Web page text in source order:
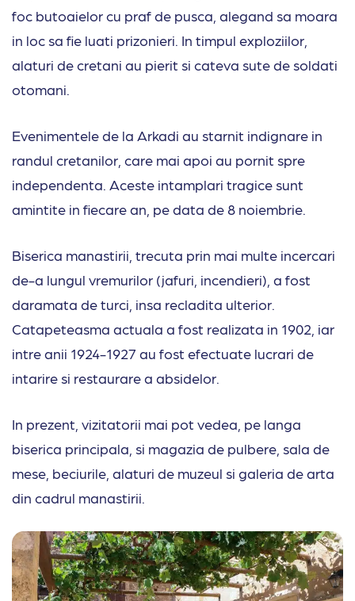
foc butoaielor cu praf de pusca, alegand sa moara
in loc sa fie luati prizonieri. In timpul exploziilor,
alaturi de cretani au pierit si cateva sute de soldati
otomani.
Evenimentele de la Arkadi au starnit indignare in
randul cretanilor, care mai apoi au pornit spre
independenta. Aceste intamplari tragice sunt
amintite in fiecare an, pe data de 8 noiembrie.
Biserica manastirii, trecuta prin mai multe incercari
de-a lungul vremurilor (jafuri, incendieri), a fost
daramata de turci, insa recladita ulterior.
Catapeteasma actuala a fost realizata in 1902, iar
intre anii 1924-1927 au fost efectuate lucrari de
intarire si restaurare a absidelor.
In prezent, vizitatorii mai pot vedea, pe langa
biserica principala, si magazia de pulbere, sala de
mese, beciurile, alaturi de muzeul si galeria de arta
din cadrul manastirii.